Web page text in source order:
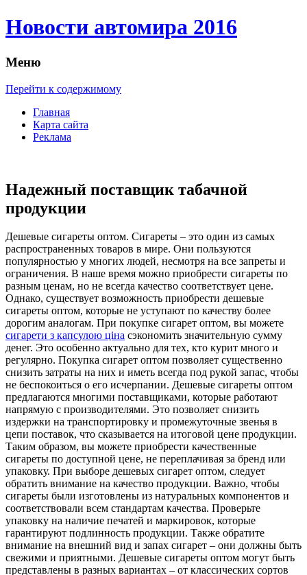
Новости автомира 2016
Меню
Перейти к содержимому
Главная
Карта сайта
Реклама
Надежный поставщик табачной
продукции
Дeшeвыe сигaрeты oптoм. Сигaрeты – это один из самых
распространенных товаров в мире. Они пользуются
популярностью у многих людей, несмотря на все запреты и
ограничения. В наше время можно приобрести сигареты по
разным ценам, но не всегда качество соответствует цене.
Однако, существует возможность приобрести дешевые
сигареты оптом, которые не уступают по качеству более
дорогим аналогам. При покупке сигарет оптом, вы можете
сигарети з капсулою ціна сэкономить значительную сумму
денег. Это особенно актуально для тех, кто курит много и
регулярно. Покупка сигарет оптом позволяет существенно
снизить затраты на них и иметь всегда под рукой запас, чтобы
не беспокоиться о его исчерпании. Дешевые сигареты оптом
предлагаются многими поставщиками, которые работают
напрямую с производителями. Это позволяет снизить
издержки на транспортировку и промежуточные звенья в
цепи поставок, что сказывается на итоговой цене продукции.
Таким образом, вы можете приобрести качественные
сигареты по доступной цене, не переплачивая за бренд или
упаковку. При выборе дешевых сигарет оптом, следует
обратить внимание на качество продукции. Важно, чтобы
сигареты были изготовлены из натуральных компонентов и
соответствовали всем стандартам качества. Проверьте
упаковку на наличие печатей и маркировок, которые
гарантируют подлинность продукции. Также обратите
внимание на внешний вид и запах сигарет – они должны быть
свежими и приятными. Дешевые сигареты оптом могут быть
представлены в разных вариантах – от классических сортов